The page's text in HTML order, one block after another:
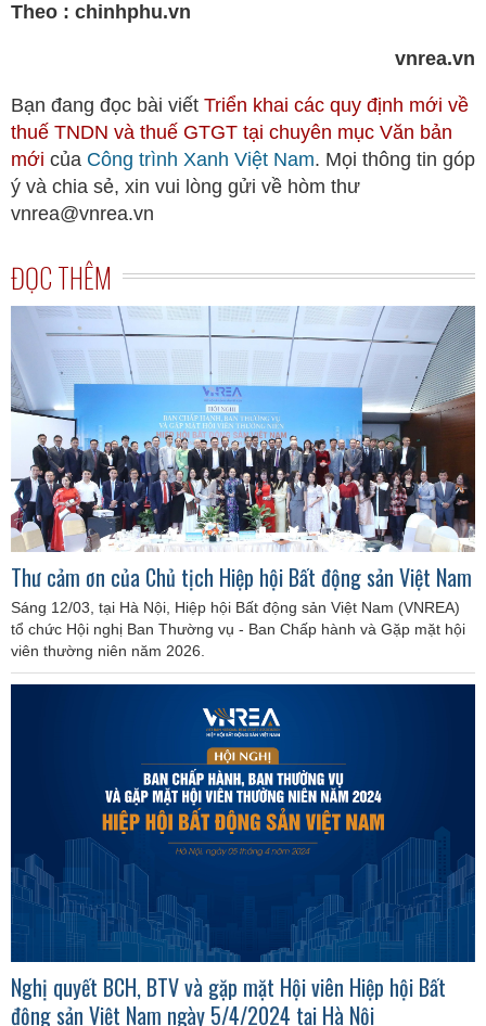
Theo : chinhphu.vn
vnrea.vn
Bạn đang đọc bài viết Triển khai các quy định mới về
thuế TNDN và thuế GTGT tại chuyên mục Văn bản
mới của Công trình Xanh Việt Nam. Mọi thông tin góp
ý và chia sẻ, xin vui lòng gửi về hòm thư
vnrea@vnrea.vn
ĐỌC THÊM
Thư cảm ơn của Chủ tịch Hiệp hội Bất động sản Việt Nam
Sáng 12/03, tại Hà Nội, Hiệp hội Bất động sản Việt Nam (VNREA)
tổ chức Hội nghị Ban Thường vụ - Ban Chấp hành và Gặp mặt hội
viên thường niên năm 2026.
Nghị quyết BCH, BTV và gặp mặt Hội viên Hiệp hội Bất
động sản Việt Nam ngày 5/4/2024 tại Hà Nội